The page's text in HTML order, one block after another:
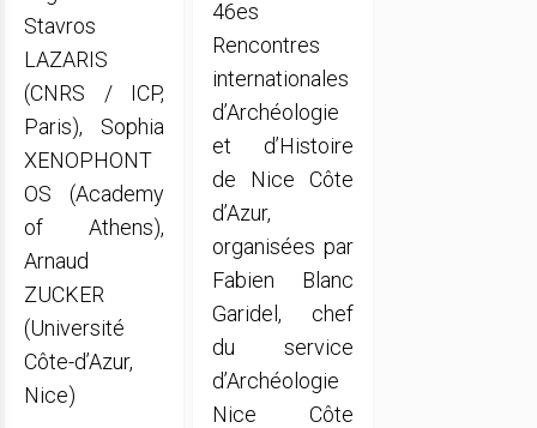
Stavros
LAZARIS
(CNRS / ICP,
Paris), Sophia
XENOPHONT
OS (Academy
of Athens),
Arnaud
ZUCKER
(Université
Côte-d’Azur,
Nice)
46es
Rencontres
internationales
d’Archéologie
et d’Histoire
de Nice Côte
d’Azur,
organisées par
Fabien Blanc
Garidel, chef
du service
d’Archéologie
Nice Côte